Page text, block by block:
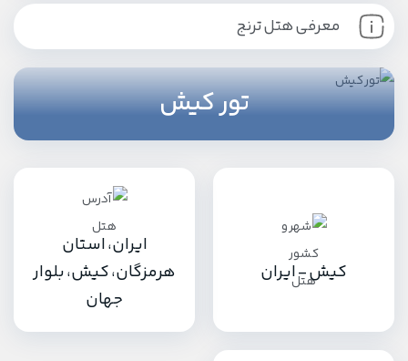
معرفی هتل ترنج
تور کیش
کیش - ایران
ایران، استان
هرمزگان، کیش، بلوار
جهان